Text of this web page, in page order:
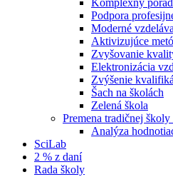
Komplexný
Podpora
Moderné
Aktivizujúce
Zvyšovanie
Elektronizácia
Zvýšenie
Šach na školách
Zelená škola
Premena tradičnej školy
Analýza
SciLab
2 % z daní
Rada školy